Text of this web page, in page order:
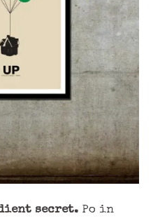
secret. Po in